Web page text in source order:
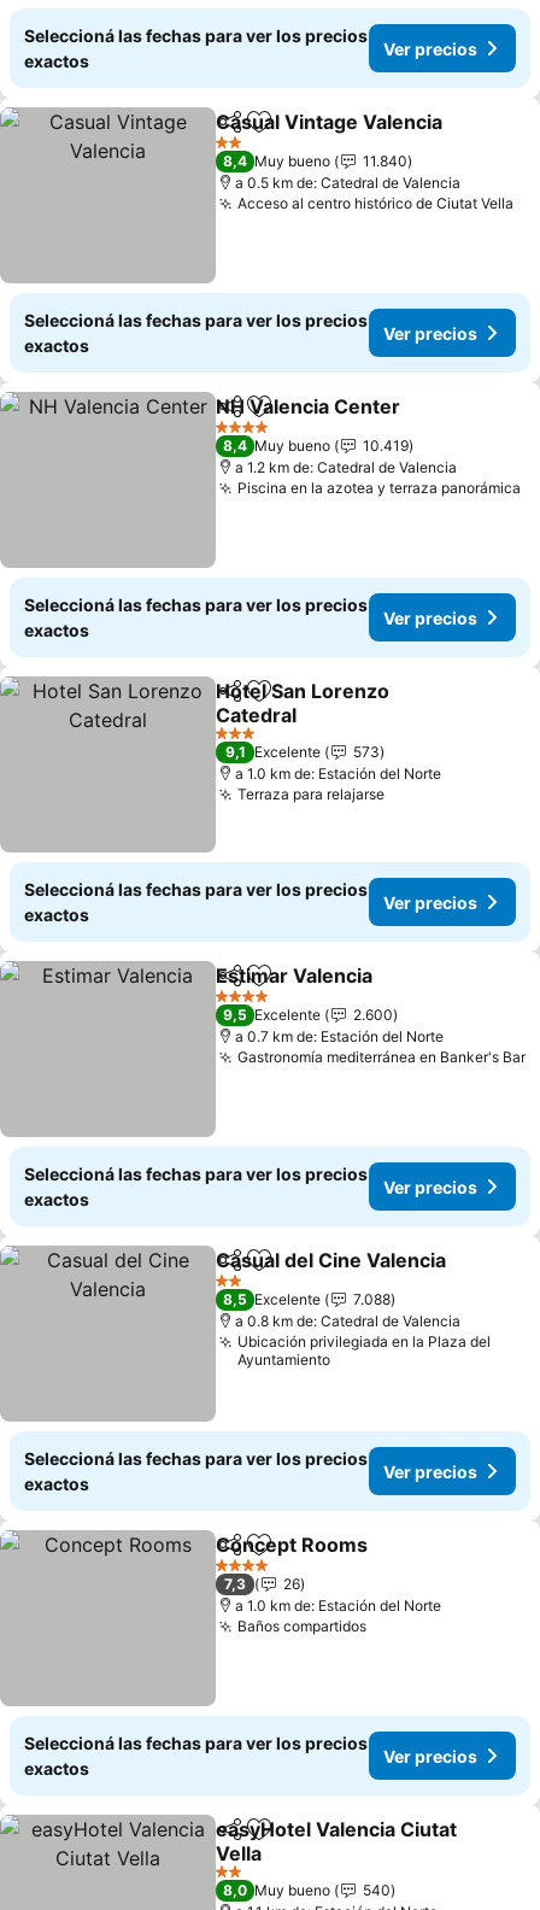
Seleccioná las fechas para ver los precios
exactos
Ver precios
CompartirAñadir a favoritos
Casual Vintage Valencia
2 Estrellas
8,4 Muy bueno
11.840
a 0.5 km de: Catedral de Valencia
Acceso al centro histórico de Ciutat Vella
Seleccioná las fechas para ver los precios
exactos
Ver precios
CompartirAñadir a favoritos
NH Valencia Center
4 Estrellas
8,4 Muy bueno
10.419
a 1.2 km de: Catedral de Valencia
Piscina en la azotea y terraza panorámica
Seleccioná las fechas para ver los precios
exactos
Ver precios
CompartirAñadir a favoritos
Hotel San Lorenzo
Catedral
3 Estrellas
9,1 Excelente
573
a 1.0 km de: Estación del Norte
Terraza para relajarse
Seleccioná las fechas para ver los precios
exactos
Ver precios
CompartirAñadir a favoritos
Estimar Valencia
4 Estrellas
9,5 Excelente
2.600
a 0.7 km de: Estación del Norte
Gastronomía mediterránea en Banker's Bar
Seleccioná las fechas para ver los precios
exactos
Ver precios
CompartirAñadir a favoritos
Casual del Cine Valencia
2 Estrellas
8,5 Excelente
7.088
a 0.8 km de: Catedral de Valencia
Ubicación privilegiada en la Plaza del
Ayuntamiento
Seleccioná las fechas para ver los precios
exactos
Ver precios
CompartirAñadir a favoritos
Concept Rooms
4 Estrellas
7,3
26
a 1.0 km de: Estación del Norte
Baños compartidos
Seleccioná las fechas para ver los precios
exactos
Ver precios
CompartirAñadir a favoritos
easyHotel Valencia Ciutat
Vella
2 Estrellas
8,0 Muy bueno
540